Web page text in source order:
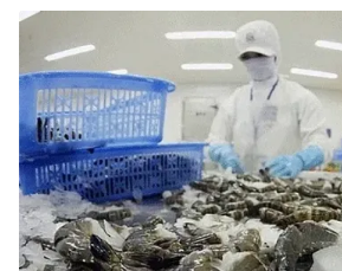
Pháp luật
Y tế
Thế giới
Tin tức
Kinh tế